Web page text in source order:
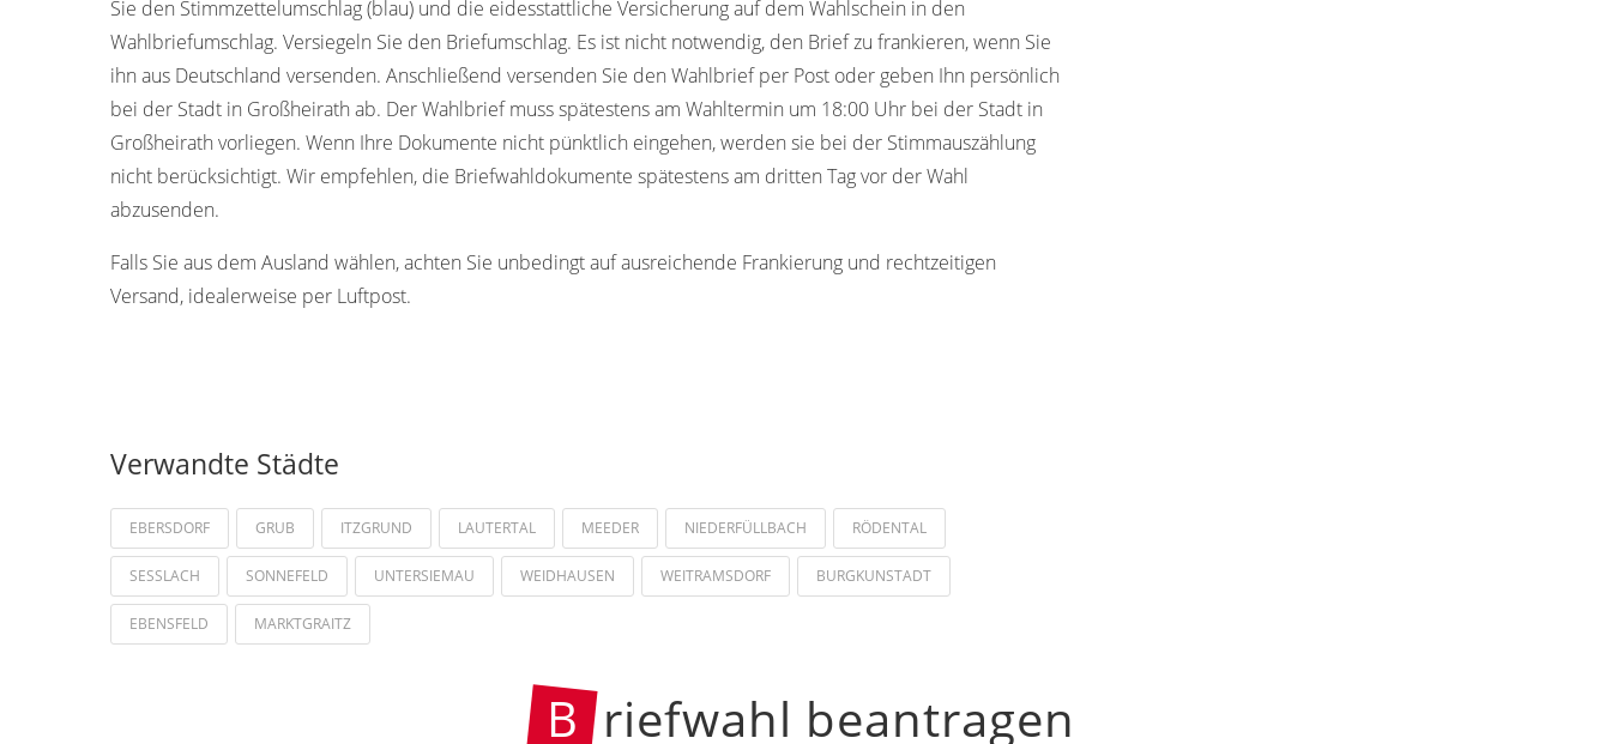
Sie den Stimmzettelumschlag (blau) und die eidesstattliche Versicherung auf dem Wahlschein in den
Wahlbriefumschlag. Versiegeln Sie den Briefumschlag. Es ist nicht notwendig, den Brief zu frankieren, wenn Sie
ihn aus Deutschland versenden. Anschließend versenden Sie den Wahlbrief per Post oder geben Ihn persönlich
bei der Stadt in Großheirath ab. Der Wahlbrief muss spätestens am Wahltermin um 18:00 Uhr bei der Stadt in
Großheirath vorliegen. Wenn Ihre Dokumente nicht pünktlich eingehen, werden sie bei der Stimmauszählung
nicht berücksichtigt. Wir empfehlen, die Briefwahldokumente spätestens am dritten Tag vor der Wahl
abzusenden.
Falls Sie aus dem Ausland wählen, achten Sie unbedingt auf ausreichende Frankierung und rechtzeitigen
Versand, idealerweise per Luftpost.
Verwandte Städte
EBERSDORF GRUB ITZGRUND LAUTERTAL MEEDER NIEDERFÜLLBACH RÖDENTAL
SESSLACH SONNEFELD UNTERSIEMAU WEIDHAUSEN WEITRAMSDORF BURGKUNSTADT
EBENSFELD MARKTGRAITZ
B riefwahl beantragen